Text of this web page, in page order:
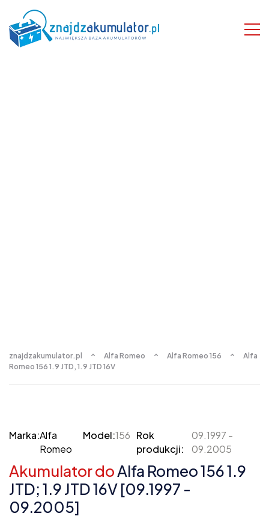
znajdzakumulator.pl Alfa Romeo Alfa Romeo 156
Alfa
Romeo 156 1.9 JTD, 1.9 JTD 16V
Marka:Alfa
Romeo
Model:156 Rok
produkcji:
09.1997 -
09.2005
Akumulator doAlfa Romeo 156 1.9
JTD; 1.9 JTD 16V [09.1997 -
09.2005]